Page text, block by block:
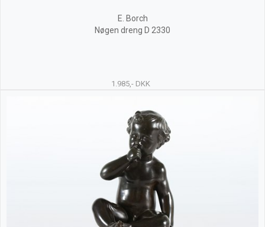
E. Borch
Nøgen dreng D 2330
1.985,- DKK